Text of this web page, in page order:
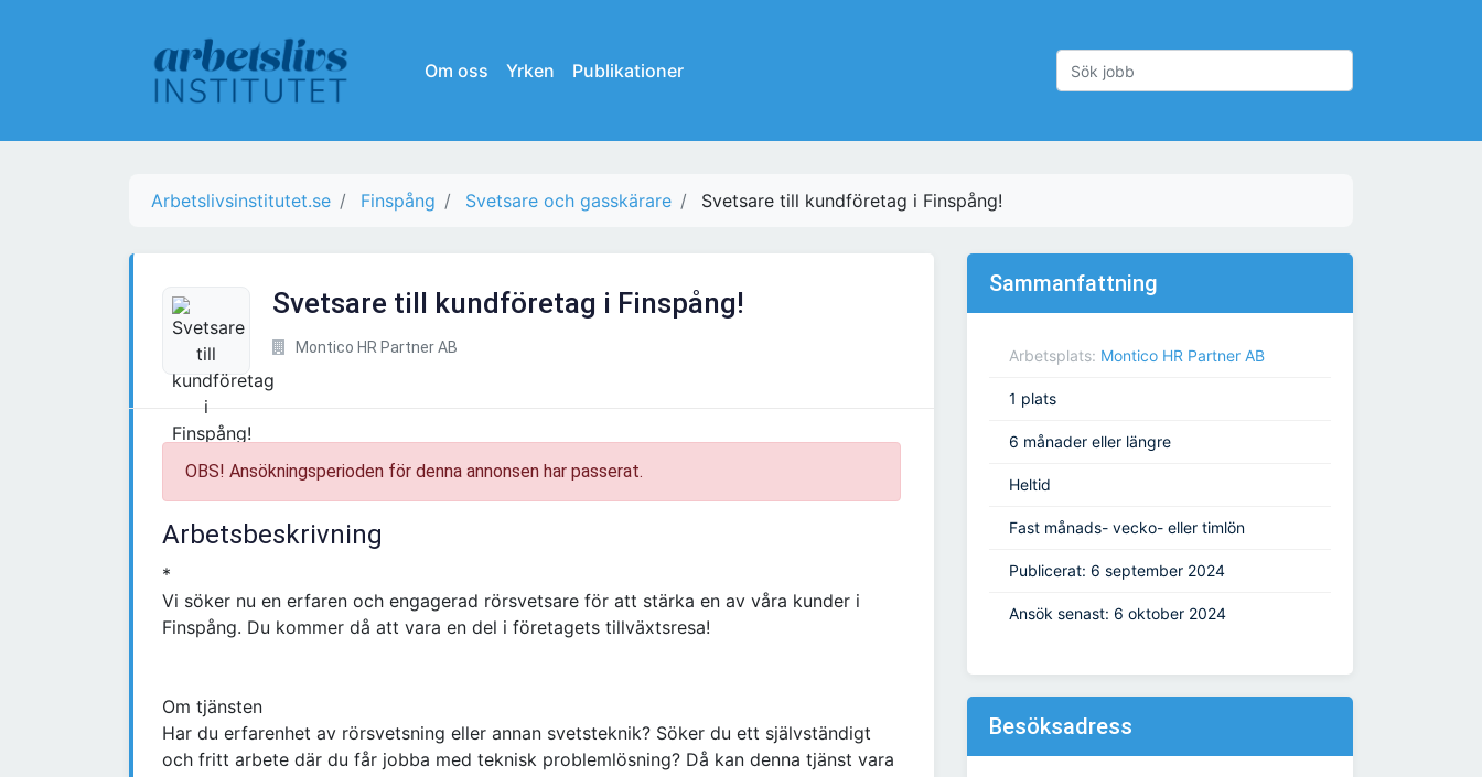
Om oss Yrken Publikationer
Arbetslivsinstitutet.se Finspång Svetsare och gasskärare Svetsare till kundföretag i Finspång!
Svetsare till kundföretag i Finspång!
Montico HR Partner AB
OBS! Ansökningsperioden för denna annonsen har passerat.
Arbetsbeskrivning
*
Vi söker nu en erfaren och engagerad rörsvetsare för att stärka en av våra kunder i
Finspång. Du kommer då att vara en del i företagets tillväxtsresa!
Om tjänsten
Har du erfarenhet av rörsvetsning eller annan svetsteknik? Söker du ett självständigt
och fritt arbete där du får jobba med teknisk problemlösning? Då kan denna tjänst vara
Sammanfattning
Arbetsplats: Montico HR Partner AB
1 plats
6 månader eller längre
Heltid
Fast månads- vecko- eller timlön
Publicerat: 6 september 2024
Ansök senast: 6 oktober 2024
Besöksadress